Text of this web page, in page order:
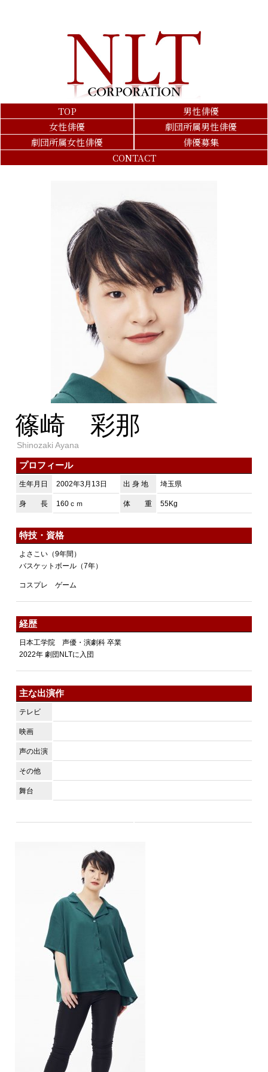
TOP
男性俳優
女性俳優
劇団所属男性俳優
劇団所属女性俳優
俳優募集
CONTACT
篠崎 彩那
Shinozaki Ayana
プロフィール
生年月日 2002年3月13日 出 身 地 埼玉県
身 長 160ｃｍ 体 重 55Kg
特技・資格
よさこい（9年間）
バスケットボール（7年）
コスプレ ゲーム
経歴
日本工学院 声優・演劇科 卒業
2022年 劇団NLTに入団
主な出演作
テレビ
映画
声の出演
その他
舞台